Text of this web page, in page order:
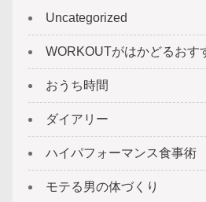
Uncategorized
WORKOUTがはかどるおす
おうち時間
ダイアリー
ハイパフォーマンス食事術
モテる男の体づくり